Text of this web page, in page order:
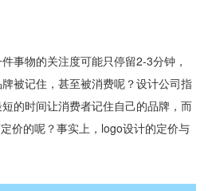
事物的关注度可能只停留2-3分钟，
被记住，甚至被消费呢？设计公司指
的时间让消费者记住自己的品牌，而
价的呢？事实上，logo设计的定价与